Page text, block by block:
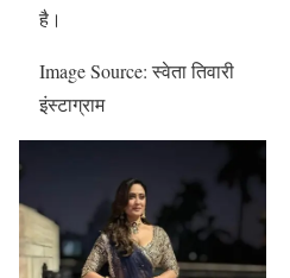
है।
Image Source: स्वेता तिवारी
इंस्टाग्राम